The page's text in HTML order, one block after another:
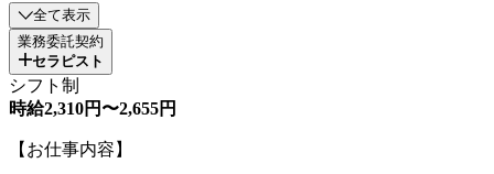
全て表示
業務委託契約
セラピスト
シフト制
時給2,310円〜2,655円
【お仕事内容】